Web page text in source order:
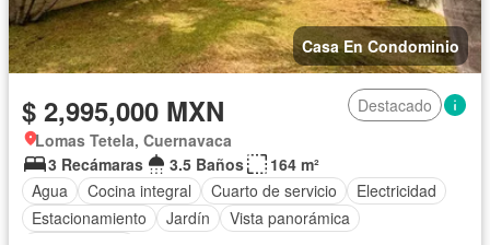
Casa En Condominio
$ 2,995,000 MXN
Destacado
Lomas Tetela, Cuernavaca
3 Recámaras
3.5 Baños
164 m²
Agua
Cocina integral Cuarto de servicio
Electricidad
Estacionamiento
Jardín
Vista panorámica